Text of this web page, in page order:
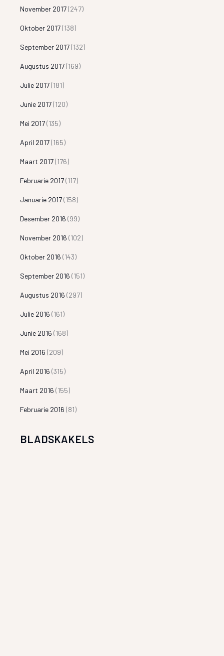
November 2017(247)
Oktober 2017(138)
September 2017(132)
Augustus 2017(169)
Julie 2017(181)
Junie 2017(120)
Mei 2017(135)
April 2017(165)
Maart 2017(176)
Februarie 2017(117)
Januarie 2017(158)
Desember 2016 (99)
November 2016 (102)
Oktober 2016 (143)
September 2016 (151)
Augustus 2016 (297)
Julie 2016 (161)
Junie 2016 (168)
Mei 2016 (209)
April 2016 (315)
Maart 2016 (155)
Februarie 2016 (81)
BLADSKAKELS